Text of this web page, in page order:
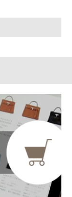
）
ンセン（CECI
（SHINYAKOZ